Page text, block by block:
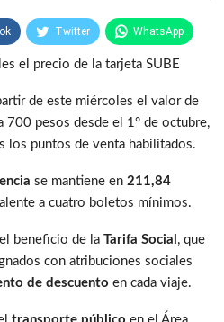
Twitter WhatsApp
el precio de la tarjeta SUBE
de este miércoles el valor de
700 pesos desde el 1° de octubre,
los puntos de venta habilitados.
se mantiene en 211,84
a cuatro boletos mínimos.
beneficio de la Tarifa Social , que
con atribuciones sociales
de descuento en cada viaje.